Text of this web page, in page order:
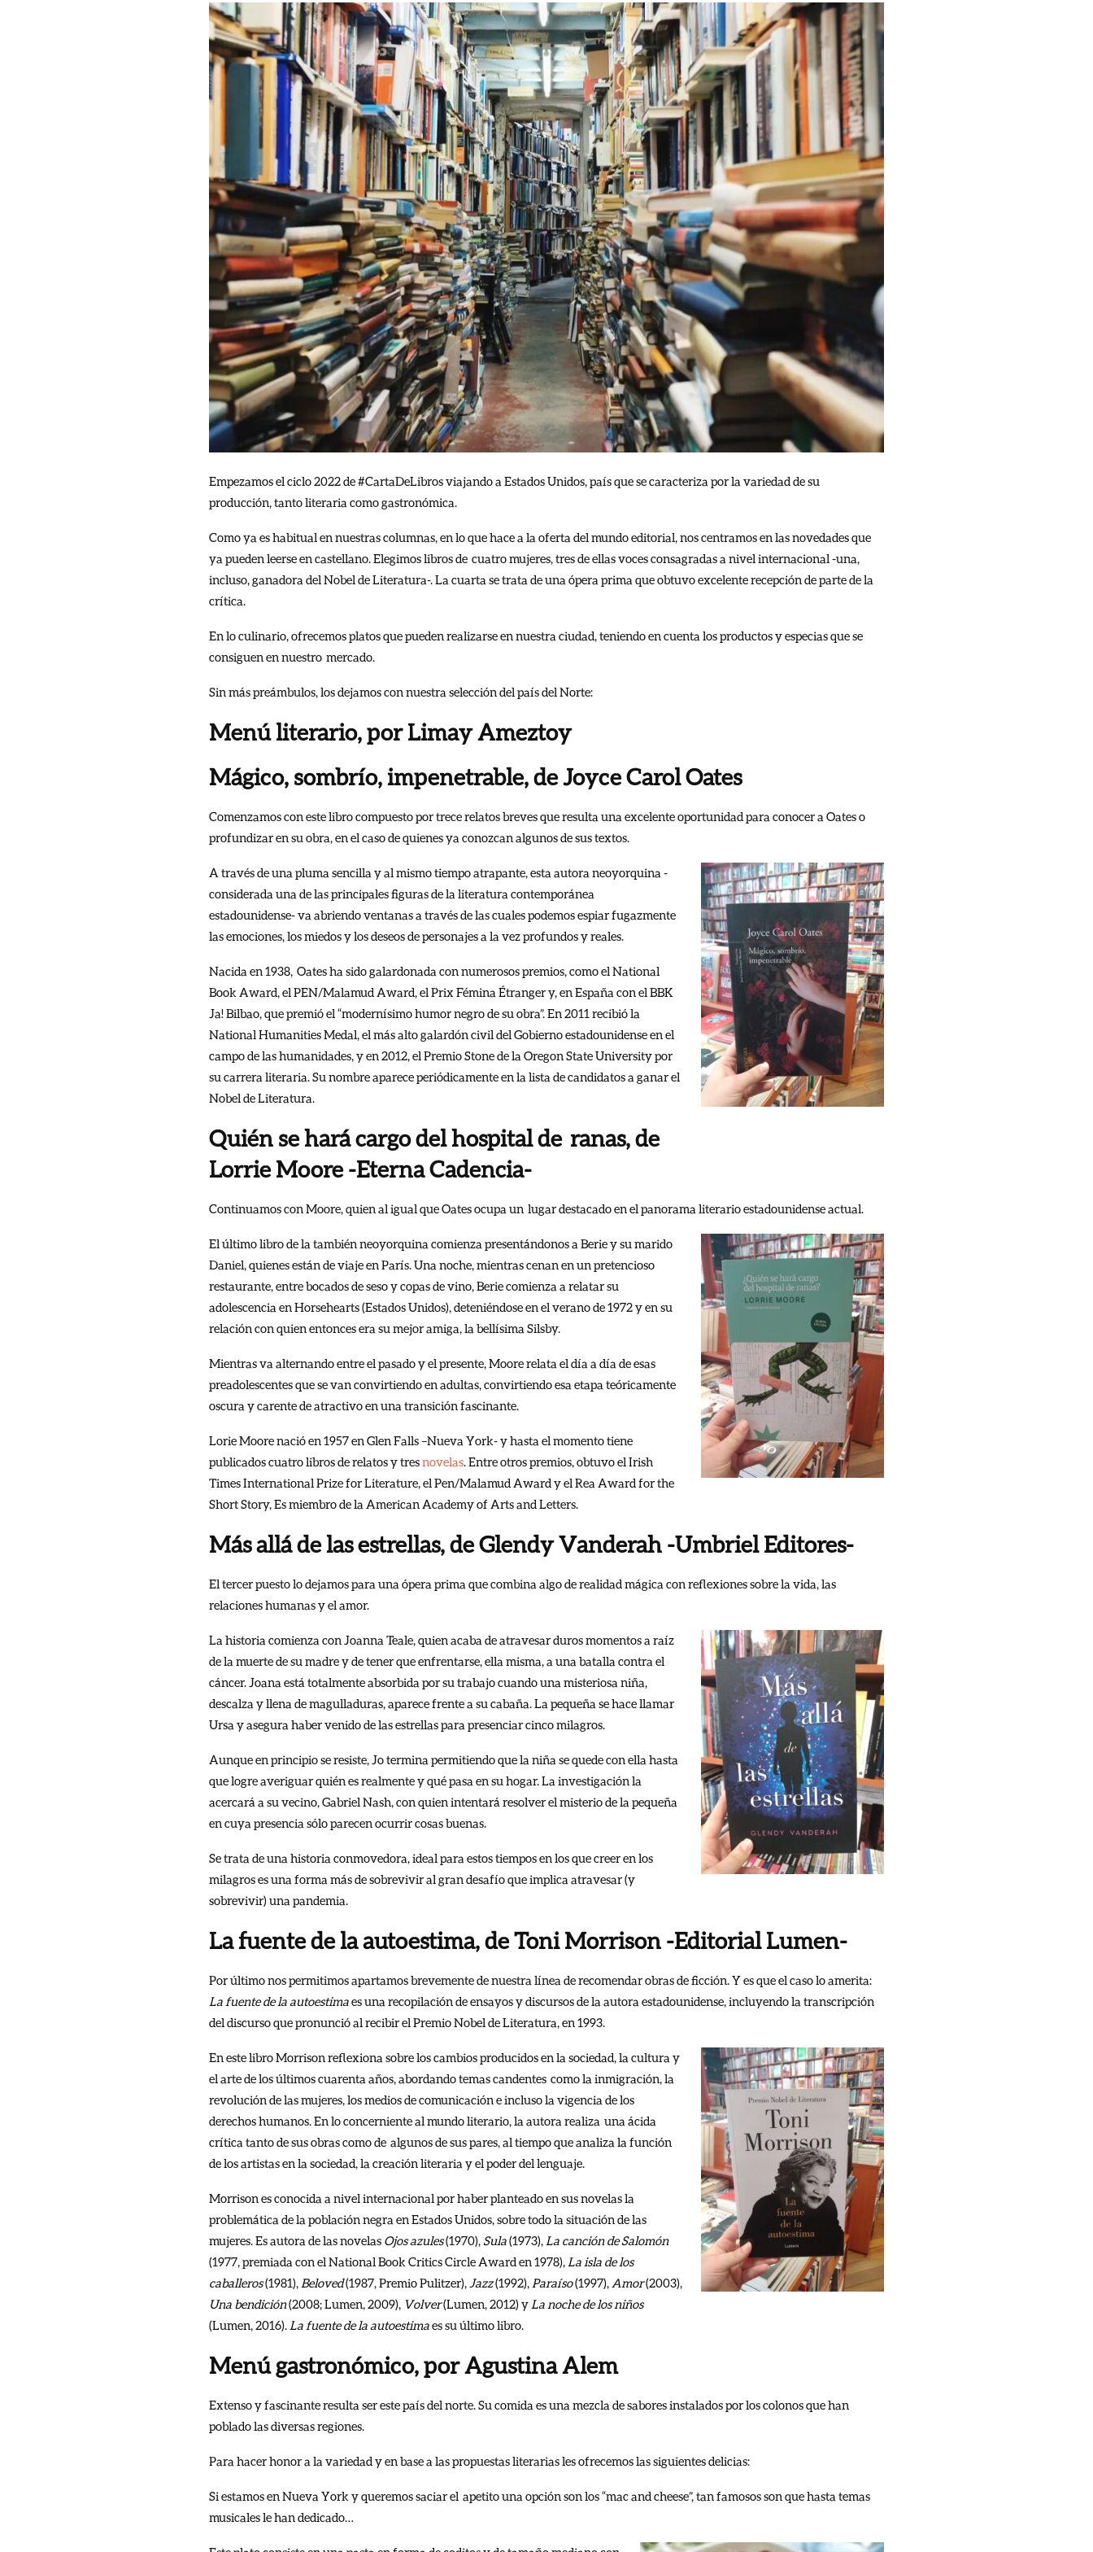
Empezamos el ciclo 2022 de #CartaDeLibros viajando a Estados Unidos, país que se caracteriza por la variedad de su
producción, tanto literaria como gastronómica.
Como ya es habitual en nuestras columnas, en lo que hace a la oferta del mundo editorial, nos centramos en las novedades que
ya pueden leerse en castellano. Elegimos libros de cuatro mujeres, tres de ellas voces consagradas a nivel internacional -una,
incluso, ganadora del Nobel de Literatura-. La cuarta se trata de una ópera prima que obtuvo excelente recepción de parte de la
crítica.
En lo culinario, ofrecemos platos que pueden realizarse en nuestra ciudad, teniendo en cuenta los productos y especias que se
consiguen en nuestro mercado.
Sin más preámbulos, los dejamos con nuestra selección del país del Norte:
Menú literario, por Limay Ameztoy
Mágico, sombrío, impenetrable, de Joyce Carol Oates
Comenzamos con este libro compuesto por trece relatos breves que resulta una excelente oportunidad para conocer a Oates o
profundizar en su obra, en el caso de quienes ya conozcan algunos de sus textos.
A través de una pluma sencilla y al mismo tiempo atrapante, esta autora neoyorquina -
considerada una de las principales figuras de la literatura contemporánea
estadounidense- va abriendo ventanas a través de las cuales podemos espiar fugazmente
las emociones, los miedos y los deseos de personajes a la vez profundos y reales.
Nacida en 1938, Oates ha sido galardonada con numerosos premios, como el National
Book Award, el PEN/Malamud Award, el Prix Fémina Étranger y, en España con el BBK
Ja! Bilbao, que premió el “modernísimo humor negro de su obra”. En 2011 recibió la
National Humanities Medal, el más alto galardón civil del Gobierno estadounidense en el
campo de las humanidades, y en 2012, el Premio Stone de la Oregon State University por
su carrera literaria. Su nombre aparece periódicamente en la lista de candidatos a ganar el
Nobel de Literatura.
Quién se hará cargo del hospital de ranas, de
Lorrie Moore -Eterna Cadencia-
Continuamos con Moore, quien al igual que Oates ocupa un lugar destacado en el panorama literario estadounidense actual.
El último libro de la también neoyorquina comienza presentándonos a Berie y su marido
Daniel, quienes están de viaje en París. Una noche, mientras cenan en un pretencioso
restaurante, entre bocados de seso y copas de vino, Berie comienza a relatar su
adolescencia en Horsehearts (Estados Unidos), deteniéndose en el verano de 1972 y en su
relación con quien entonces era su mejor amiga, la bellísima Silsby.
Mientras va alternando entre el pasado y el presente, Moore relata el día a día de esas
preadolescentes que se van convirtiendo en adultas, convirtiendo esa etapa teóricamente
oscura y carente de atractivo en una transición fascinante.
Lorie Moore nació en 1957 en Glen Falls –Nueva York- y hasta el momento tiene
publicados cuatro libros de relatos y tresnovelas. Entre otros premios, obtuvo el Irish
Times International Prize for Literature, el Pen/Malamud Award y el Rea Award for the
Short Story, Es miembro de la American Academy of Arts and Letters.
Más allá de las estrellas, de Glendy Vanderah -Umbriel Editores-
El tercer puesto lo dejamos para una ópera prima que combina algo de realidad mágica con reflexiones sobre la vida, las
relaciones humanas y el amor.
La historia comienza con Joanna Teale, quien acaba de atravesar duros momentos a raíz
de la muerte de su madre y de tener que enfrentarse, ella misma, a una batalla contra el
cáncer. Joana está totalmente absorbida por su trabajo cuando una misteriosa niña,
descalza y llena de magulladuras, aparece frente a su cabaña. La pequeña se hace llamar
Ursa y asegura haber venido de las estrellas para presenciar cinco milagros.
Aunque en principio se resiste, Jo termina permitiendo que la niña se quede con ella hasta
que logre averiguar quién es realmente y qué pasa en su hogar. La investigación la
acercará a su vecino, Gabriel Nash, con quien intentará resolver el misterio de la pequeña
en cuya presencia sólo parecen ocurrir cosas buenas.
Se trata de una historia conmovedora, ideal para estos tiempos en los que creer en los
milagros es una forma más de sobrevivir al gran desafío que implica atravesar (y
sobrevivir) una pandemia.
La fuente de la autoestima, de Toni Morrison -Editorial Lumen-
Por último nos permitimos apartamos brevemente de nuestra línea de recomendar obras de ficción. Y es que el caso lo amerita:
La fuente de la autoestimaes una recopilación de ensayos y discursos de la autora estadounidense, incluyendo la transcripción
del discurso que pronunció al recibir el Premio Nobel de Literatura, en 1993.
En este libro Morrison reflexiona sobre los cambios producidos en la sociedad, la cultura y
el arte de los últimos cuarenta años, abordando temas candentes como la inmigración, la
revolución de las mujeres, los medios de comunicación e incluso la vigencia de los
derechos humanos. En lo concerniente al mundo literario, la autora realiza una ácida
crítica tanto de sus obras como de algunos de sus pares, al tiempo que analiza la función
de los artistas en la sociedad, la creación literaria y el poder del lenguaje.
Morrison es conocida a nivel internacional por haber planteado en sus novelas la
problemática de la población negra en Estados Unidos, sobre todo la situación de las
mujeres. Es autora de las novelas Ojos azules(1970), Sula(1973), La canción de Salomón
(1977, premiada con el National Book Critics Circle Award en 1978), La isla de los
caballeros(1981), Beloved(1987, Premio Pulitzer), Jazz(1992), Paraíso(1997), Amor(2003),
Una bendición(2008; Lumen, 2009), Volver(Lumen, 2012) y La noche de los niños
(Lumen, 2016). La fuente de la autoestimaes su último libro.
Menú gastronómico, por Agustina Alem
Extenso y fascinante resulta ser este país del norte. Su comida es una mezcla de sabores instalados por los colonos que han
poblado las diversas regiones.
Para hacer honor a la variedad y en base a las propuestas literarias les ofrecemos las siguientes delicias:
Si estamos en Nueva York y queremos saciar el apetito una opción son los “mac and cheese”, tan famosos son que hasta temas
musicales le han dedicado…